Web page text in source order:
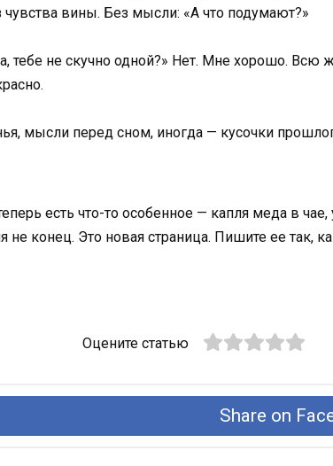
чувства вины. Без мысли: «А что подумают?»
тебе не скучно одной?» Нет. Мне хорошо. Всю
мысли перед сном, иногда — кусочки
есть что-то особенное — капля меда в чае,
не конец. Это новая страница. Пишите ее так,
Оцените статью
Share on